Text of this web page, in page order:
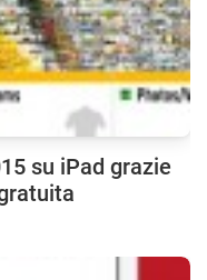
su iPad grazie